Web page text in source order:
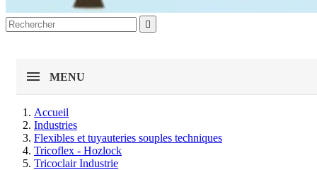

MENU
Accueil
Industries
Flexibles et tuyauteries souples techniques
Tricoflex - Hozlock
Tricoclair Industrie